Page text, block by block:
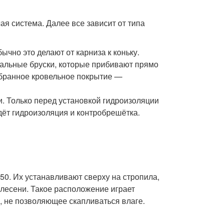
система. Далее все зависит от типа
это делают от карниза к коньку.
бруски, которые прибивают прямо
кровельное покрытие —
перед установкой гидроизоляции
гидроизоляция и контробрешётка.
Их устанавливают сверху на стропила,
Такое расположение играет
позволяющее скапливаться влаге.